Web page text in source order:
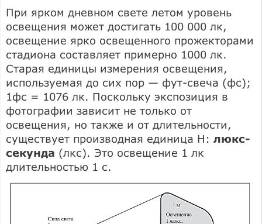
При ярком дневном свете летом уровень
освещения может достигать 100 000 лк,
освещение ярко освещенного прожекторами
стадиона составляет примерно 1000 лк.
Старая единицы измерения освещения,
используемая до сих пор — фут-свеча (фс);
1фс = 1076 лк. Поскольку экспозиция в
фотографии зависит не только от
освещения, но также и от длительности,
существует производная единица H: люкс-
секунда (лкс). Это освещение 1 лк
длительностью 1 с.